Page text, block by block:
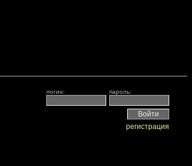
пароль:
логин:
регистрация